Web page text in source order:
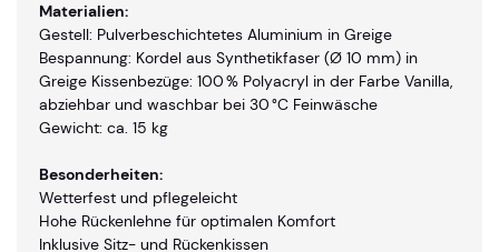
Materialien:
Gestell: Pulverbeschichtetes Aluminium in Greige
Bespannung: Kordel aus Synthetikfaser (Ø 10 mm) in
Greige Kissenbezüge: 100 % Polyacryl in der Farbe Vanilla,
abziehbar und waschbar bei 30 °C Feinwäsche
Gewicht: ca. 15 kg
Besonderheiten:
Wetterfest und pflegeleicht
Hohe Rückenlehne für optimalen Komfort
Inklusive Sitz- und Rückenkissen